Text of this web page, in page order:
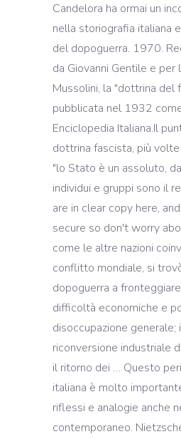
Candelora ha ormai un
nella storiografia italiana
del dopoguerra. 1970.
da Giovanni Gentile e per
Mussolini, la "dottrina del
pubblicata nel 1932
Enciclopedia Italiana.Il
dottrina fascista, più
"lo Stato è un assoluto,
individui e gruppi sono il
are in clear copy here,
secure so don't worry
come le altre nazioni
conflitto mondiale, si
dopoguerra a
difficoltà economiche e
disoccupazione
riconversione industriale
il ritorno dei … Questo
italiana è molto
riflessi e analogie anche
contemporaneo.